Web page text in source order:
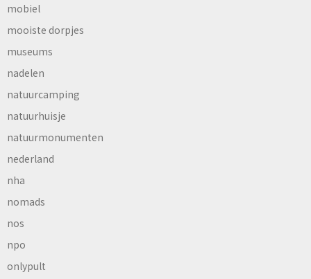
mobiel
mooiste dorpjes
museums
nadelen
natuurcamping
natuurhuisje
natuurmonumenten
nederland
nha
nomads
nos
npo
onlypult